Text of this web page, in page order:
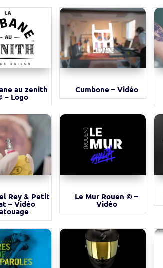
au zenith
– Logo
Cumbone – Vidéo
Rey & Petit
– Vidéo
Le Mur Rouen © –
Vidéo